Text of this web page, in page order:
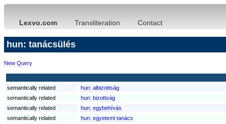
Lexvo.com Transliteration Contact
hun: tanácsülés
New Query
semantically related hun: albizottság
semantically related
hun: bizottság
semantically related
hun: egybehívás
semantically related
hun: egyetemi tanács